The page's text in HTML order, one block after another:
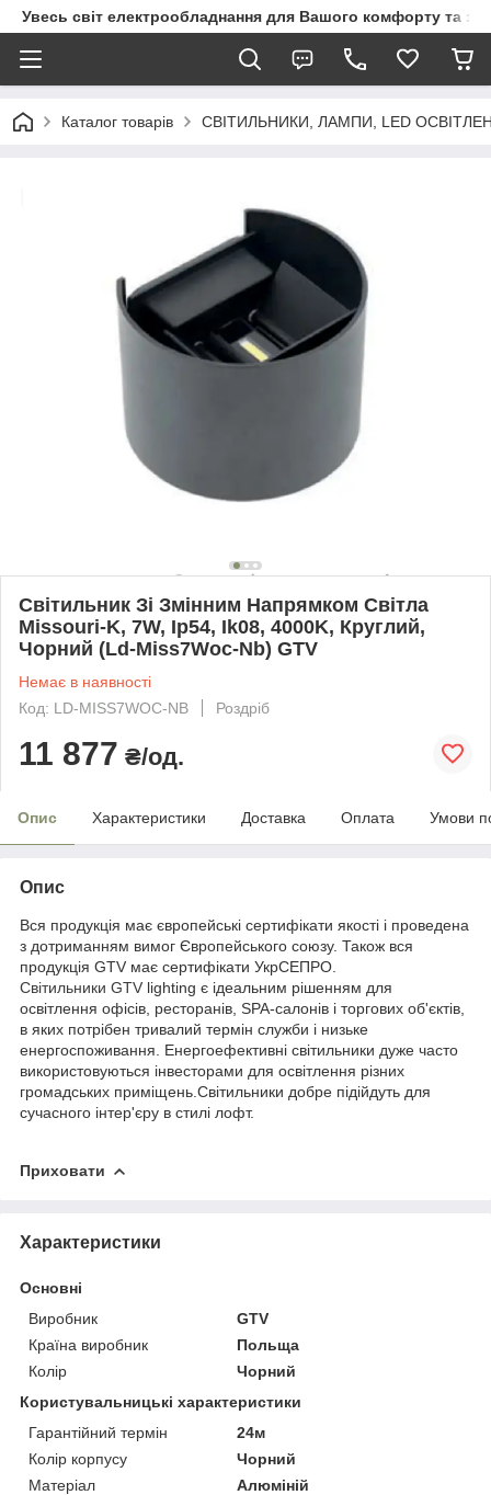
Увесь світ електрообладнання для Вашого комфорту та
Каталог товарів СВІТИЛЬНИКИ, ЛАМПИ, LED
Світильник Зі Змінним Напрямком Світла
Missouri-K, 7W, Ip54, Ik08, 4000K, Круглий,
Чорний (Ld-Miss7Woc-Nb) GTV
Немає в наявності
Код: LD-MISS7WOC-NB
Роздріб
11 877 ₴/од.
Опис Характеристики Доставка Оплата Умови
Опис
Вся продукція має європейські сертифікати якості і проведена
з дотриманням вимог Європейського союзу. Також вся
продукція GTV має сертифікати УкрСЕПРО.
Світильники GTV lighting є ідеальним рішенням для
освітлення офісів, ресторанів, SPA-салонів і торгових об'єктів,
в яких потрібен тривалий термін служби і низьке
енергоспоживання. Енергоефективні світильники дуже часто
використовуються інвесторами для освітлення різних
громадських приміщень.Світильники добре підійдуть для
сучасного інтер'єру в стилі лофт.
Приховати
Характеристики
Основні
Виробник
GTV
Країна виробник
Польща
Колір
Чорний
Користувальницькі характеристики
Гарантійний термін
24м
Колір корпусу
Чорний
Матеріал
Алюміній